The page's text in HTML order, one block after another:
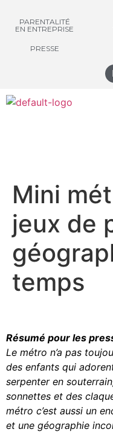
PARENTALITÉ
EN ENTREPRISE
PRESSE
Mini
jeux de
temps
Résumé pour les
Le métro n’a pas
des enfants qui
serpenter en
sonnettes et des
métro c’est aussi un
et une géographie